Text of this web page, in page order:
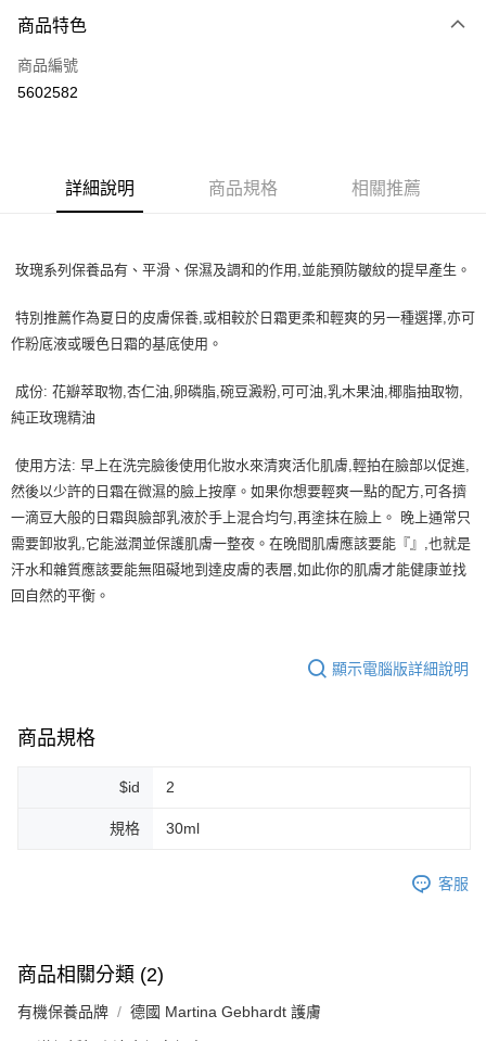
信用卡一次付款
超商取貨付款
街口支付
Google Pay
ATM付款
全家取貨付款
全家純取貨 (先付款
每筆NT$80，滿NT$999(含以上)免運費
7-11取貨付款
每筆NT$80，滿NT$999(含以上)免運費
每筆NT$250，滿NT$3,000(含以上)免運費
付款後門市自取
商品特色
商品編號
5602582
詳細說明 商品規格 相關推薦
玫瑰系列保養品有、平滑、保濕及調和的作用,並能預防皺紋的提早產生。
特別推薦作為夏日的皮膚保養,或相較於日霜更柔和輕爽的另一種選擇,亦可
作粉底液或暖色日霜的基底使用。
成份: 花瓣萃取物,杏仁油,卵磷脂,碗豆澱粉,可可油,乳木果油,椰脂抽取物,
純正玫瑰精油
使用方法: 早上在洗完臉後使用化妝水來清爽活化肌膚,輕拍在臉部以促進,
然後以少許的日霜在微濕的臉上按摩。如果你想要輕爽一點的配方,可各擠
一滴豆大般的日霜與臉部乳液於手上混合均勻,再塗抹在臉上。 晚上通常只
需要卸妝乳,它能滋潤並保護肌膚一整夜。在晚間肌膚應該要能『』,也就是
汗水和雜質應該要能無阻礙地到達皮膚的表層,如此你的肌膚才能健康並找
回自然的平衡。
顯示電腦版詳細說明
商品規格
$id 2
規格 30ml
客服
商品相關分類 (2)
有機保養品牌 德國 Martina Gebhardt 護膚